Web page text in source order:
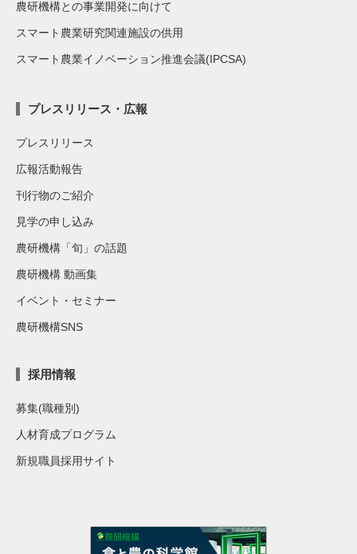
農研機構との事業開発に向けて
スマート農業研究関連施設の供用
スマート農業イノベーション推進会議(IPCSA)
プレスリリース・広報
プレスリリース
広報活動報告
刊行物のご紹介
見学の申し込み
農研機構「旬」の話題
農研機構 動画集
イベント・セミナー
農研機構SNS
採用情報
募集(職種別)
人材育成プログラム
新規職員採用サイト